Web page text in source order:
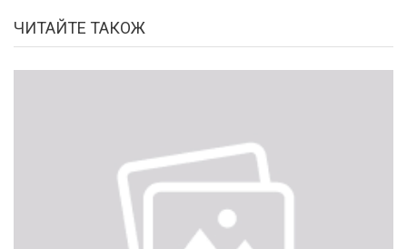
ЧИТАЙТЕ ТАКОЖ